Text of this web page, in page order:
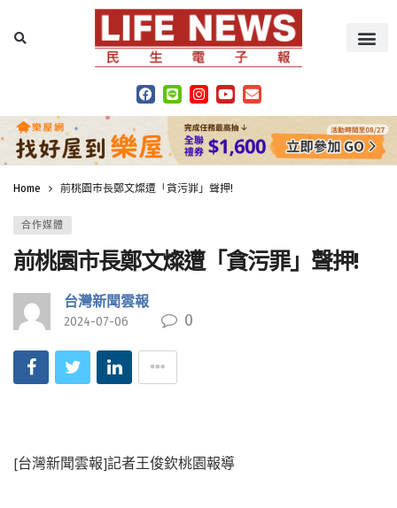
Home 前桃園市長鄭文燦遭「貪污罪」聲押!
合作媒體
前桃園市長鄭文燦遭「貪污罪」聲押!
台灣新聞雲報
2024-07-06 0
[台灣新聞雲報]記者王俊欽桃園報導